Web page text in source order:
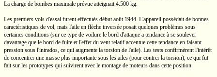
La charge de bombes maximale prévue atteignait4.500 kg.
Les premiers vols d'essai furent effectués début août 1944. L'appareil possédait de bonnes
caractéristiques de vol, mais l'aile en flèche inversée posait quelques problèmes sous
certaines conditions (sur ce type de voilure le bord d'attaque a tendance à se soulever
davantage que le bord de fuite et l'effet du vent relatif accentue cette tendance en faisant
pression sous l'intrados, ce qui augmente la torsion de l'aile). Les tests confirmèrent l'intérêt
de concentrer une masse plus importante sous les ailes (pour contrer la torsion), ce qui fut
fait sur les prototypes qui suivirent avec le montage de moteurs dans cette position.